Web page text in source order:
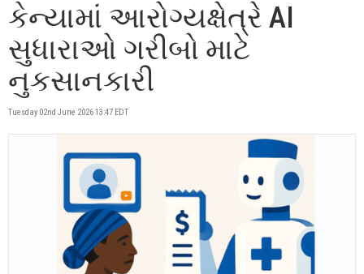
કેન્યામાં આરોગ્યક્ષેત્રે AI
સુધારાઓ ગરીબો માટે
નુકસાનકારી
Tuesday 02nd June 2026 13:47 EDT